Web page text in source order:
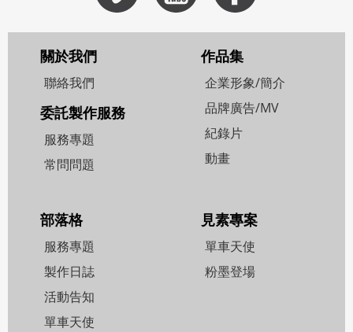
關於我們
聯絡我們
委託製作服務
服務專題
常問問題
作品集
企業形象/簡介
品牌廣告/MV
紀錄片
動畫
部落格
服務專題
製作日誌
活動告知
單車天使
見素專案
單車天使
粉墨登場